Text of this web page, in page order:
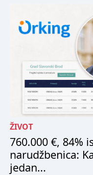
ŽIVOT
760.000 €, 84%
narudžbenica:
jedan...